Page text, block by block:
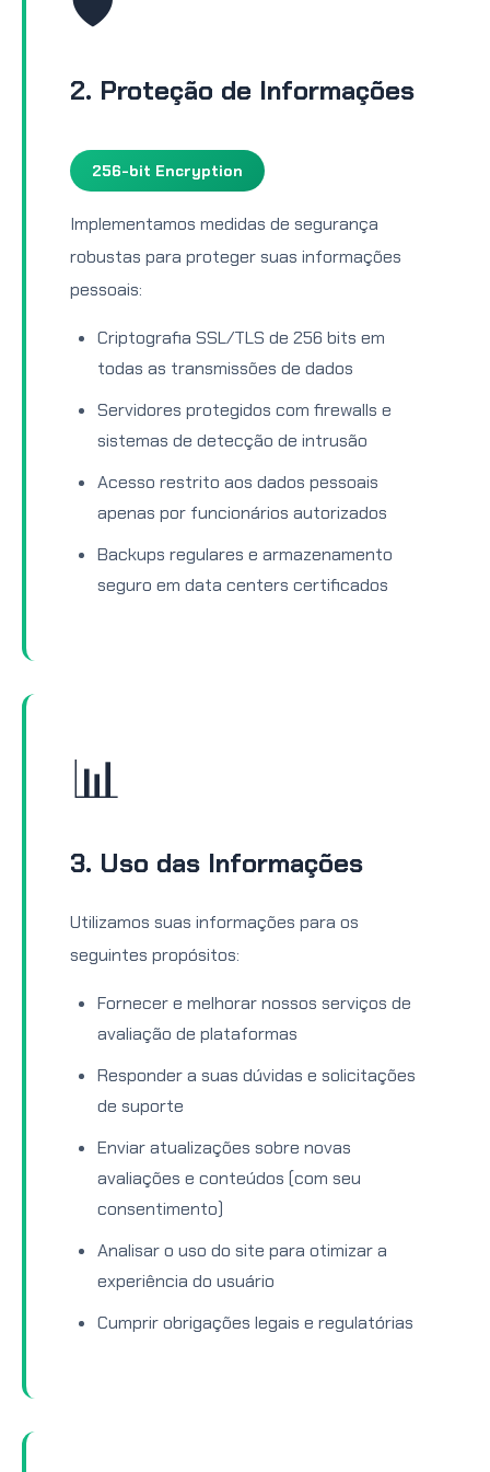
2. Proteção de Informações
256-bit Encryption
Implementamos medidas de segurança
robustas para proteger suas informações
pessoais:
Criptografia SSL/TLS de 256 bits em
todas as transmissões de dados
Servidores protegidos com firewalls e
sistemas de detecção de intrusão
Acesso restrito aos dados pessoais
apenas por funcionários autorizados
Backups regulares e armazenamento
seguro em data centers certificados
📊
3. Uso das Informações
Utilizamos suas informações para os
seguintes propósitos:
Fornecer e melhorar nossos serviços de
avaliação de plataformas
Responder a suas dúvidas e solicitações
de suporte
Enviar atualizações sobre novas
avaliações e conteúdos (com seu
consentimento)
Analisar o uso do site para otimizar a
experiência do usuário
Cumprir obrigações legais e regulatórias